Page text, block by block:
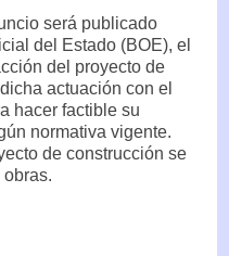
será publicado
del Estado (BOE), el
del proyecto de
actuación con el
hacer factible su
normativa vigente.
de construcción se